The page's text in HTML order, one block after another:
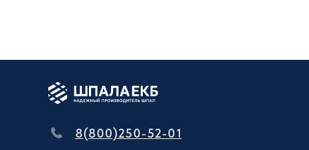
8(800)250-52-01